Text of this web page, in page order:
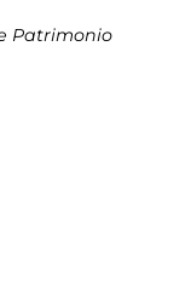
Patrimonio